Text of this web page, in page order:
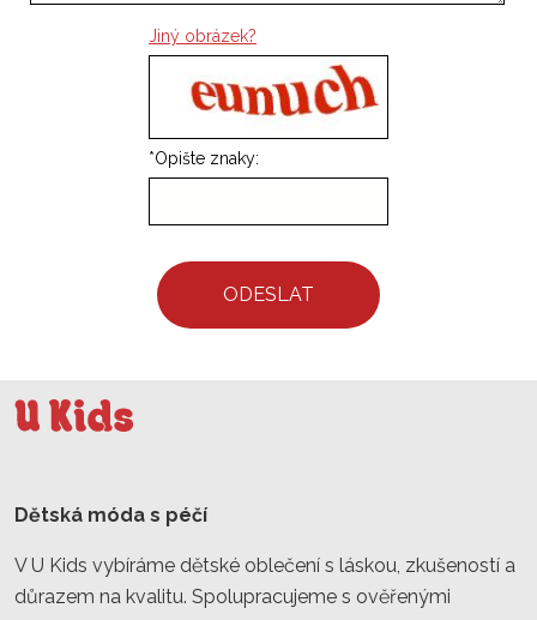
Jiný obrázek?
Opište znaky:
*
ODESLAT
Dětská móda s péčí
V U Kids vybíráme dětské oblečení s láskou, zkušeností a
důrazem na kvalitu. Spolupracujeme s ověřenými